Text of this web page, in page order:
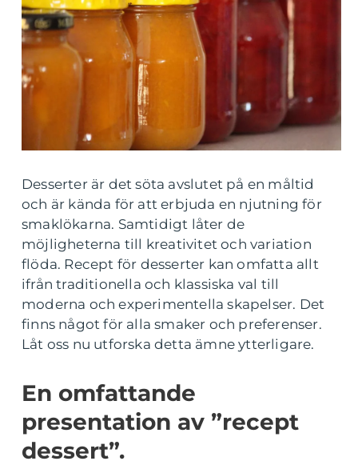
Desserter är det söta avslutet på en måltid
och är kända för att erbjuda en njutning för
smaklökarna. Samtidigt låter de
möjligheterna till kreativitet och variation
flöda. Recept för desserter kan omfatta allt
ifrån traditionella och klassiska val till
moderna och experimentella skapelser. Det
finns något för alla smaker och preferenser.
Låt oss nu utforska detta ämne ytterligare.
En omfattande
presentation av ”recept
dessert”.